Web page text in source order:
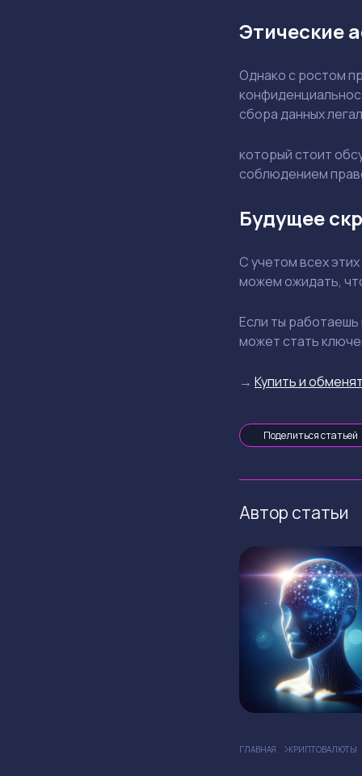
Этические
Однако с ростом
сбора данных
который стоит
соблюдением
Будущее
С учетом всех
можем ожидать,
Если ты работаешь
может стать
→ Купить и
Поделиться статьей
Автор статьи
ГЛАВНАЯ КРИПТОВАЛЮТЫ